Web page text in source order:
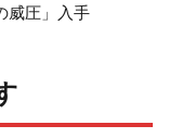
威圧」入手